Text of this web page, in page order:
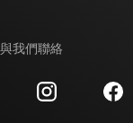
投資人關系
交互參考搜索
客戶支援中心
與我們聯絡